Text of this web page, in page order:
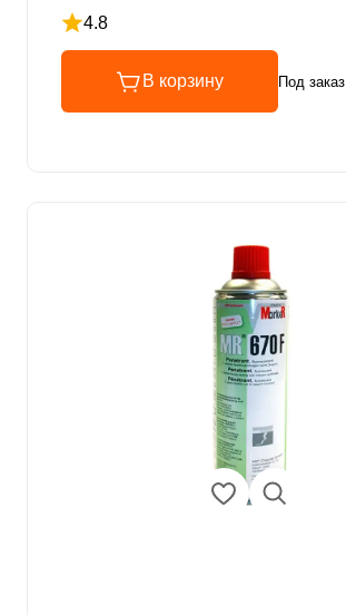
4.8
Рейтинг 4.8 из 5
В корзину Под заказ